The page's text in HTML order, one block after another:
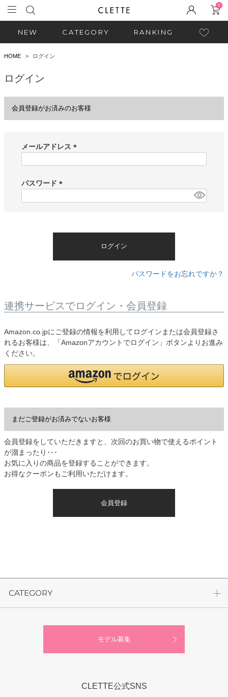
0
NEW CATEGORY RANKING
HOME ログイン
ログイン
会員登録がお済みのお客様
メールアドレス
)
パスワード
ログイン
パスワードをお忘れですか？
連携サービスでログイン・会員登録
Amazon.co.jpにご登録の情報を利用してログインまたは会員登録さ
れるお客様は、「Amazonアカウントでログイン」ボタンよりお進み
ください。
まだご登録がお済みでないお客様
会員登録をしていただきますと、次回のお買い物で使えるポイント
が溜まったり･･･
お気に入りの商品を登録することができます。
お得なクーポンもご利用いただけます。
会員登録
CATEGORY
モデル募集
CLETTE公式SNS